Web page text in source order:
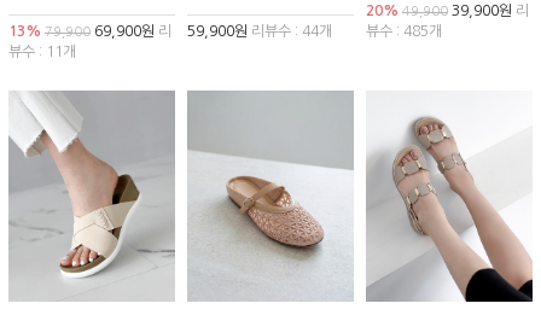
13% 79,900 69,900원 리
뷰수 : 11개
59,900원 리뷰수 : 44개
20% 49,90039,900원 리
뷰수 : 485개